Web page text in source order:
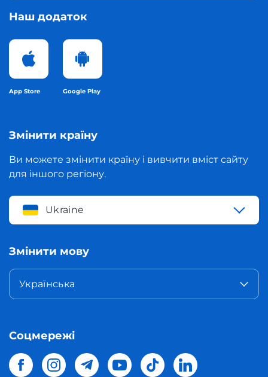
Наш додаток
App Store Google Play
Змінити країну
Ви можете змінити країну і вивчити вміст сайту
для іншого регіону.
Ukraine
Змінити мову
Українська
Соцмережі